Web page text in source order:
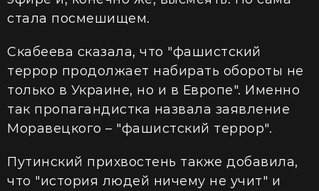
стала посмешищем.
Скабеева сказала, что "фашистский
террор продолжает набирать обороты не
только в Украине, но и в Европе". Именно
так пропагандистка назвала заявление
Моравецкого – "фашистский террор".
Путинский прихвостень также добавила,
что "история людей ничему не учит" и